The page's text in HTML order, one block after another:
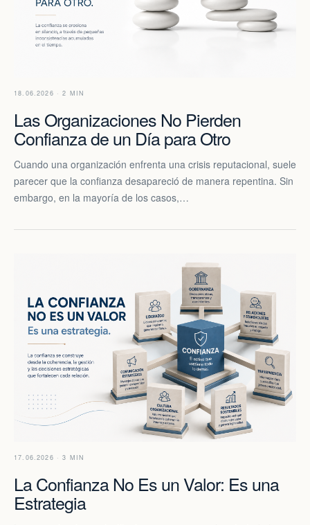
18.06.2026 · 2 MIN
Las Organizaciones No Pierden
Confianza de un Día para Otro
Cuando una organización enfrenta una crisis reputacional, suele
parecer que la confianza desapareció de manera repentina. Sin
embargo, en la mayoría de los casos,…
17.06.2026 · 3 MIN
La Confianza No Es un Valor: Es una
Estrategia